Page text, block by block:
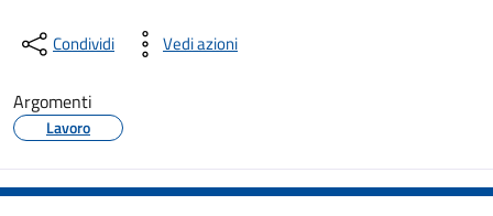
Condividi Vedi azioni
Argomenti
Lavoro